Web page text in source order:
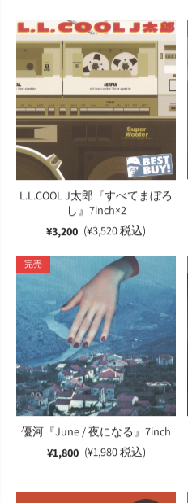
L.L.COOL J太郎『すべてまぼろ
し』7inch×2
¥3,200 (¥3,520 税込)
完売
優河『June / 夜になる』7inch
¥1,800 (¥1,980 税込)